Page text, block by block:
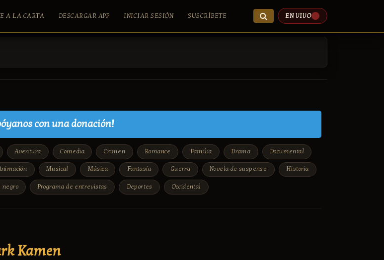
A LA CARTA DESCARGAR APP INICIAR SESIÓN SUSCRÍBETE EN VIVO
con una donación!
Aventura Comedia Crimen Romance Familia Drama Documental
Musical Música Fantasía Guerra Novela de suspense Historia
negro Programa de entrevistas Deportes Occidental
Kamen